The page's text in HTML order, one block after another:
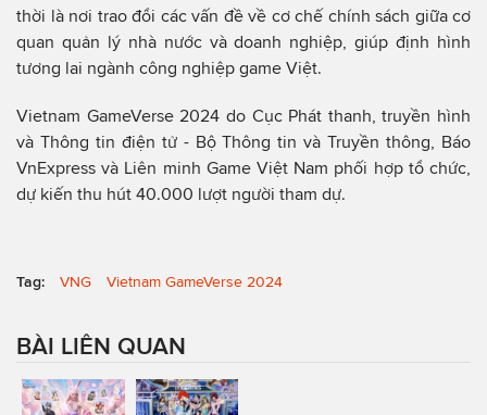
thời là nơi trao đổi các vấn đề về cơ chế chính sách giữa cơ
quan quản lý nhà nước và doanh nghiệp, giúp định hình
tương lai ngành công nghiệp game Việt.
Vietnam GameVerse 2024 do Cục Phát thanh, truyền hình
và Thông tin điện tử - Bộ Thông tin và Truyền thông, Báo
VnExpress và Liên minh Game Việt Nam phối hợp tổ chức,
dự kiến thu hút 40.000 lượt người tham dự.
Tag: VNG Vietnam GameVerse 2024
BÀI LIÊN QUAN